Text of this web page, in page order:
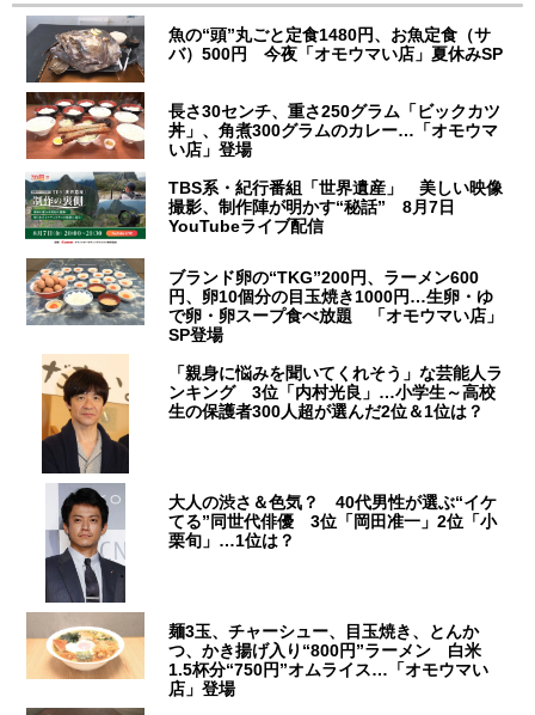
魚の“頭”丸ごと定食1480円、お魚定食（サ
バ）500円 今夜「オモウマい店」夏休みSP
長さ30センチ、重さ250グラム「ビックカツ
丼」、角煮300グラムのカレー…「オモウマ
い店」登場
TBS系・紀行番組「世界遺産」 美しい映像
撮影、制作陣が明かす“秘話” 8月7日
YouTubeライブ配信
ブランド卵の“TKG”200円、ラーメン600
円、卵10個分の目玉焼き1000円…生卵・ゆ
で卵・卵スープ食べ放題 「オモウマい店」
SP登場
「親身に悩みを聞いてくれそう」な芸能人ラ
ンキング 3位「内村光良」…小学生～高校
生の保護者300人超が選んだ2位＆1位は？
大人の渋さ＆色気？ 40代男性が選ぶ“イケ
てる”同世代俳優 3位「岡田准一」2位「小
栗旬」…1位は？
麺3玉、チャーシュー、目玉焼き、とんか
つ、かき揚げ入り“800円”ラーメン 白米
1.5杯分“750円”オムライス…「オモウマい
店」登場